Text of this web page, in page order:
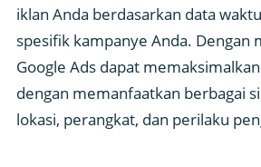
iklan Anda berdasarkan data
spesifik kampanye Anda. Dengan
Google Ads dapat
dengan memanfaatkan berbagai
lokasi, perangkat, dan perilaku